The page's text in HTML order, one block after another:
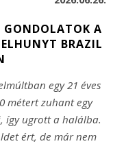
GONDOLATOK A
BRAZIL
egy 21 éves
métert zuhant egy
így ugrott a halálba.
ért, de már nem